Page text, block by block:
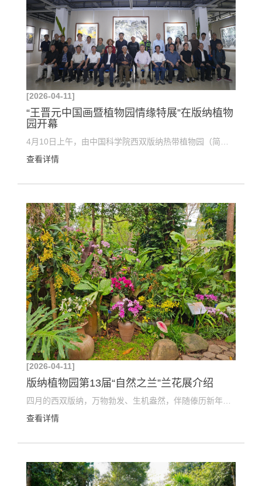
[2026-04-11]
“王晋元中国画暨植物园情缘特展”在版纳植物
园开幕
查看详情
[2026-04-11]
版纳植物园第13届“自然之兰”兰花展介绍
查看详情